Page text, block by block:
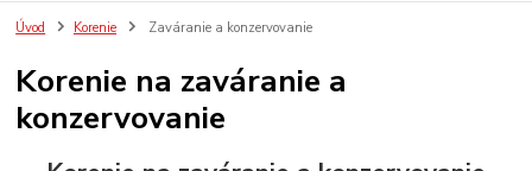
Úvod Korenie Zaváranie a konzervovanie
Korenie na zaváranie a
konzervovanie